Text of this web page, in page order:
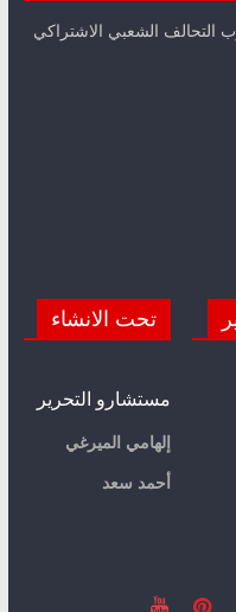
الشعبي الاشتراكي
تحت الانشاء
مستشارو التحرير
إلهامي الميرغي
أحمد سعد